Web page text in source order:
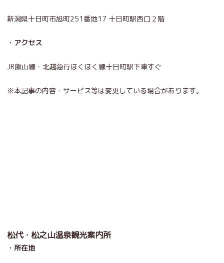
新潟県十日町市旭町251番地17 十日町駅西口２階
・アクセス
JR飯山線・北越急行ほくほく線十日町駅下車すぐ
※本記事の内容・サービス等は変更している場合があります。
松代・松之山温泉観光案内所
・所在地